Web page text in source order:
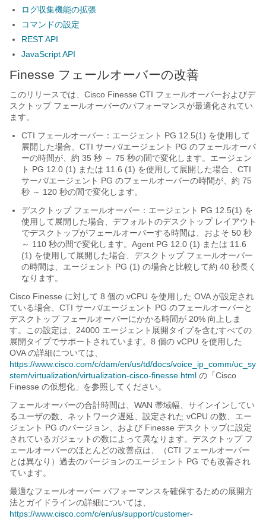
ログ収集機能の拡張
コマンドの設定
REST API
JavaScript API
Finesse フェールオーバーの改善
このリリースでは、Cisco Finesse CTI フェールオーバーおよびデ
スクトップ フェールオーバーのパフォーマンスが最適化されてい
ます。
CTI フェールオーバー：エージェント PG 12.5(1) を使用して
展開した場合、CTI サーバ/エージェント PG のフェールオーバ
ーの時間が、約 35 秒 ～ 75 秒の間で変化します。エージェン
ト PG 12.0 (1) または 11.6 (1) を使用して展開した場合、CTI
サーバ/エージェント PG のフェールオーバーの時間が、約 75
秒 ～ 120 秒の間で変化します。
デスクトップ フェールオーバー：エージェント PG 12.5(1) を
使用して展開した場合、デフォルトのデスクトップ レイアウト
でデスクトップがフェールオーバーする時間は、およそ 50 秒
～ 110 秒の間で変化します。Agent PG 12.0 (1) または 11.6
(1) を使用して展開した場合、デスクトップ フェールオーバー
の時間は、エージェント PG (1) の場合と比較して約 40 秒長く
なります。
Cisco Finesse に対して 8 個の vCPU を使用した OVA が設定され
ている場合、CTI サーバ/エージェント PG のフェールオーバーと
デスクトップ フェールオーバーにかかる時間が 20% 向上しま
す。この設定は、 24000 エージェント展開タイプを含むすべての
展開タイプでサポートされています。8 個の vCPU を使用した
OVA の詳細については、
https://www.cisco.com/c/dam/en/us/td/docs/voice_ip_comm/uc_sy
stem/virtualization/virtualization-cisco-finesse.html の「Cisco
Finesse の仮想化 」を参照してください。
フェールオーバーの合計時間は、WAN 帯域幅、サインインしてい
るユーザの数、ネットワーク遅延、設定された vCPU の数、エー
ジェント PG のバージョン、および Finesse デスクトップに設定
されているガジェットの数によって異なります。デスクトップ フ
ェールオーバーのほとんどの改善点は、（CTI フェールオーバー
とは異なり）過去のバージョンのエージェント PG でも改善され
ています。
最適なフェールオーバー パフォーマンスを確保するための展開方
法とガイドラインの詳細については、
https://www.cisco.com/c/en/us/support/customer-